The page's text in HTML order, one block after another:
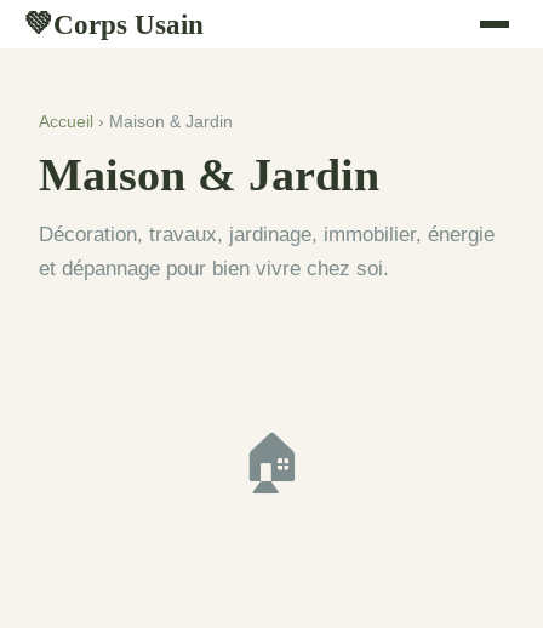
💚Corps Usain
Accueil › Maison & Jardin
Maison & Jardin
Décoration, travaux, jardinage, immobilier, énergie
et dépannage pour bien vivre chez soi.
🏠